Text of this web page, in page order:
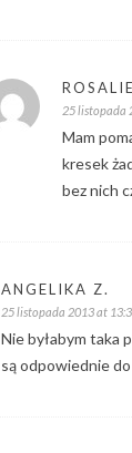
25 listopada
Mam
kresek
bez nich
ANGELIKA Z.
25 listopada 2013 at
Nie byłabym taka
są odpowiednie